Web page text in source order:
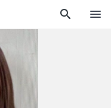
search menu